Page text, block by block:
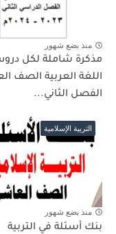
منذ بضع شهور
مذكرة شاملة لكل
اللغة العربية الصف
الفصل الثاني...
التربية الإسلامية
منذ بضع شهور
بنك أسئلة في التربية